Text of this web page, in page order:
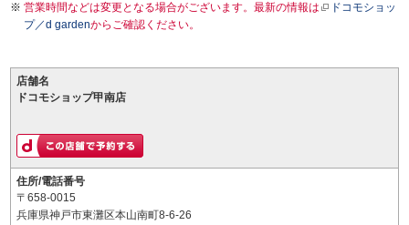
営業時間などは変更となる場合がございます。最新の情報は
ドコモショッ
プ／d gardenからご確認ください。
店舗名
ドコモショップ甲南店
住所/電話番号
〒658-0015
兵庫県神戸市東灘区本山南町8-6-26